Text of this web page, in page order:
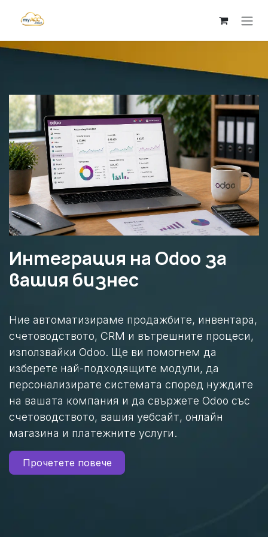
Интеграция на Odoo за
вашия бизнес
Ние автоматизираме продажбите, инвентара,
счетоводството, CRM и вътрешните процеси,
използвайки Odoo. Ще ви помогнем да
изберете най-подходящите модули, да
персонализирате системата според нуждите
на вашата компания и да свържете Odoo със
счетоводството, вашия уебсайт, онлайн
магазина и платежните услуги.
Прочетете повече